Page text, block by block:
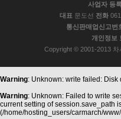
사업자 등
대표 문도선 전화
통신판매업신고번
개인정보
Copyright © 2001-2013 차
Warning: Unknown: write failed:
Warning: Unknown: Failed to write
current setting of session.save_path
(/home/hosting_users/carmarch/